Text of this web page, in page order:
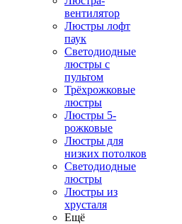
вентилятор
Люстры лофт
паук
Светодиодные
люстры с
пультом
Трёхрожковые
люстры
Люстры 5-
рожковые
Люстры для
низких потолков
Cветодиодные
люстры
Люстры из
хрусталя
Ещё